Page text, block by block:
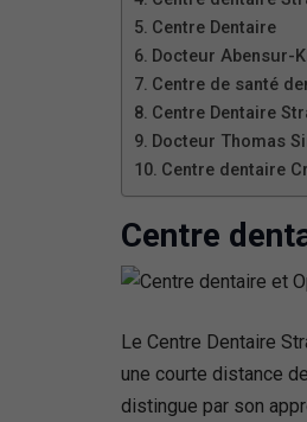
Centre Dentaire
Docteur Abensur-
Centre de santé
Centre Dentaire
Docteur Thomas
Centre dentaire
Centre
Le Centre Dentaire
une courte distance
distingue par son